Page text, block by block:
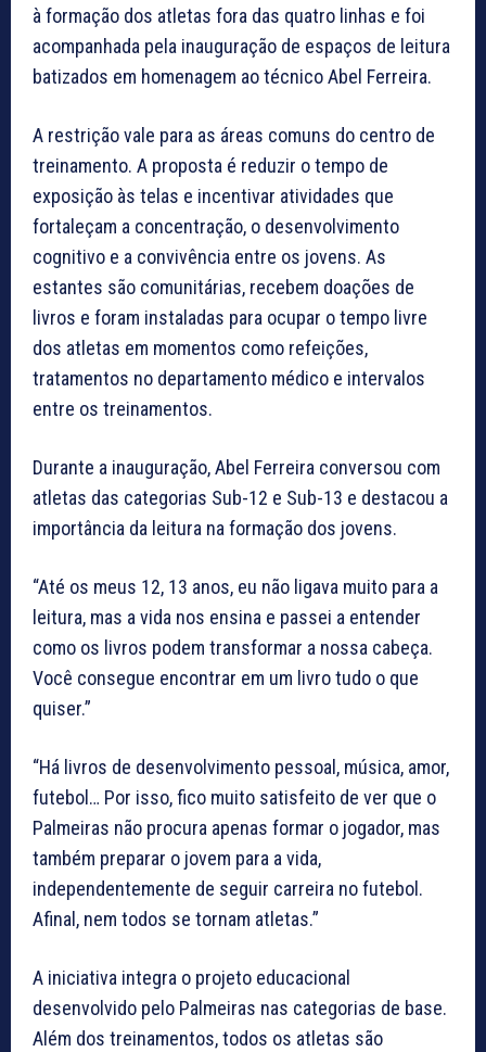
à formação dos atletas fora das quatro linhas e foi
acompanhada pela inauguração de espaços de leitura
batizados em homenagem ao técnico Abel Ferreira.
A restrição vale para as áreas comuns do centro de
treinamento. A proposta é reduzir o tempo de
exposição às telas e incentivar atividades que
fortaleçam a concentração, o desenvolvimento
cognitivo e a convivência entre os jovens. As
estantes são comunitárias, recebem doações de
livros e foram instaladas para ocupar o tempo livre
dos atletas em momentos como refeições,
tratamentos no departamento médico e intervalos
entre os treinamentos.
Durante a inauguração, Abel Ferreira conversou com
atletas das categorias Sub-12 e Sub-13 e destacou a
importância da leitura na formação dos jovens.
“Até os meus 12, 13 anos, eu não ligava muito para a
leitura, mas a vida nos ensina e passei a entender
como os livros podem transformar a nossa cabeça.
Você consegue encontrar em um livro tudo o que
quiser.”
“Há livros de desenvolvimento pessoal, música, amor,
futebol… Por isso, fico muito satisfeito de ver que o
Palmeiras não procura apenas formar o jogador, mas
também preparar o jovem para a vida,
independentemente de seguir carreira no futebol.
Afinal, nem todos se tornam atletas.”
A iniciativa integra o projeto educacional
desenvolvido pelo Palmeiras nas categorias de base.
Além dos treinamentos, todos os atletas são